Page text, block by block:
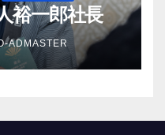
裕一郎社長
ADMASTER